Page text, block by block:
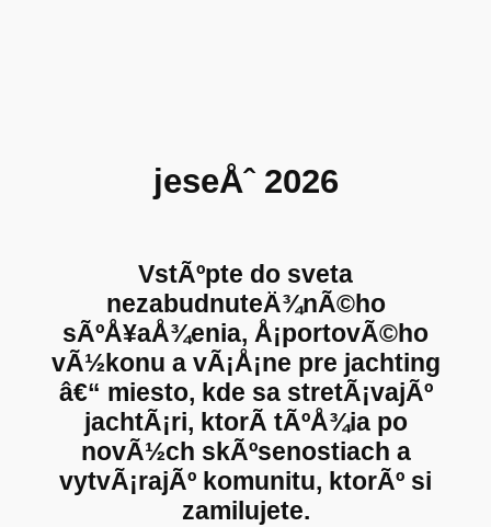
jeseÅˆ 2026
VstÃºpte do sveta
nezabudnuteÄ¾nÃ©ho
sÃºÅ¥aÅ¾enia, Å¡portovÃ©ho
vÃ½konu a vÃ¡Å¡ne pre jachting
â€“ miesto, kde sa stretÃ¡vajÃº
jachtÃ¡ri, ktorÃ­ tÃºÅ¾ia po
novÃ½ch skÃºsenostiach a
vytvÃ¡rajÃº komunitu, ktorÃº si
zamilujete.